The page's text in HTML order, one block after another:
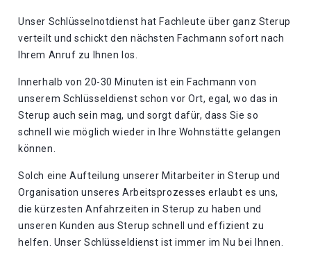
Unser Schlüsselnotdienst hat Fachleute über ganz Sterup
verteilt und schickt den nächsten Fachmann sofort nach
Ihrem Anruf zu Ihnen los.
Innerhalb von 20-30 Minuten ist ein Fachmann von
unserem Schlüsseldienst schon vor Ort, egal, wo das in
Sterup auch sein mag, und sorgt dafür, dass Sie so
schnell wie möglich wieder in Ihre Wohnstätte gelangen
können.
Solch eine Aufteilung unserer Mitarbeiter in Sterup und
Organisation unseres Arbeitsprozesses erlaubt es uns,
die kürzesten Anfahrzeiten in Sterup zu haben und
unseren Kunden aus Sterup schnell und effizient zu
helfen. Unser Schlüsseldienst ist immer im Nu bei Ihnen.